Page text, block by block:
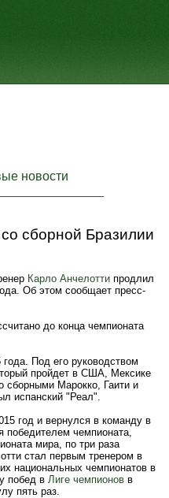
новости
сборной Бразилии
Карло Анчелотти продлил
Об этом сообщает пресс-
до конца чемпионата
Под его руководством
пройдет в США, Мексике
сборными Марокко, Гаити и
испанский "Реал".
год и вернулся в команду в
победителем чемпионата,
мира, по три раза
стал первым тренером в
национальных чемпионатов в
побед в Лиге чемпионов в
пять раз.